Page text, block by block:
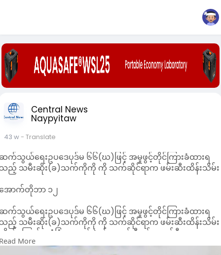
Central News
Naypyitaw
43 w- Translate
က်သွယ်ရေးဥပဒေပုဒ်မ ၆၆(ဃ)ဖြင့် အမှုဖွင့်တိုင်ကြားခံထားရ
ည့် သမီးဆိုး(ခ)သက်ကိုကို ကို သက်ဆိုင်ရာက ဖမ်းဆီးထိန်းသိမ်း
ောက်တိုဘာ ၁၂
က်သွယ်ရေးဥပဒေပုဒ်မ ၆၆(ဃ)ဖြင့် အမှုဖွင့်တိုင်ကြားခံထားရ
ည့် သမီးဆိုး(ခ)သက်ကိုကို ကို သက်ဆိုင်ရာက ဖမ်းဆီးထိန်းသိမ်း
က်ကြောင်း လုံခြုံရေးတပ်ဖွဲ့ဝင်များနှင့် နီးစပ်သူတစ်ဦးက
ြောသည်။
More